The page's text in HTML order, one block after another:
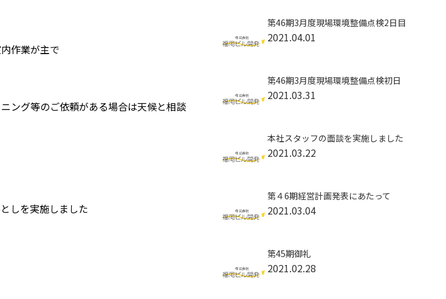
作業が主で
ング等のご依頼がある場合は天候と相談
しを実施しました
第46期3月度現場環境整備点検2日目
2021.04.01
第46期3月度現場環境整備点検初日
2021.03.31
本社スタッフの面談を実施しました
2021.03.22
第４6期経営計画発表にあたって
2021.03.04
第45期御礼
2021.02.28